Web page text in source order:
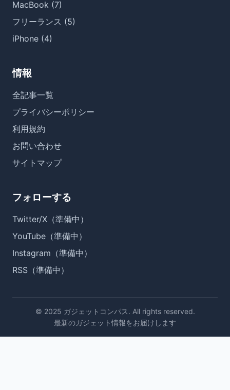
MacBook (7)
フリーランス (5)
iPhone (4)
情報
全記事一覧
プライバシーポリシー
利用規約
お問い合わせ
サイトマップ
フォローする
Twitter/X（準備中）
YouTube（準備中）
Instagram（準備中）
RSS（準備中）
© 2025 ガジェットコンパス. All rights reserved.
最新のガジェット情報をお届けします